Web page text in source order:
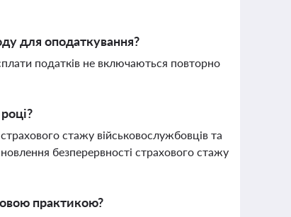
для оподаткування?
податків не включаються повторно
стажу військовослужбовців та
безперервності страхового стажу
практикою?